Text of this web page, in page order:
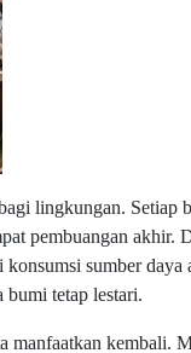
lingkungan. Setiap
pembuangan akhir.
sumber
tetap lestari.
kembali.